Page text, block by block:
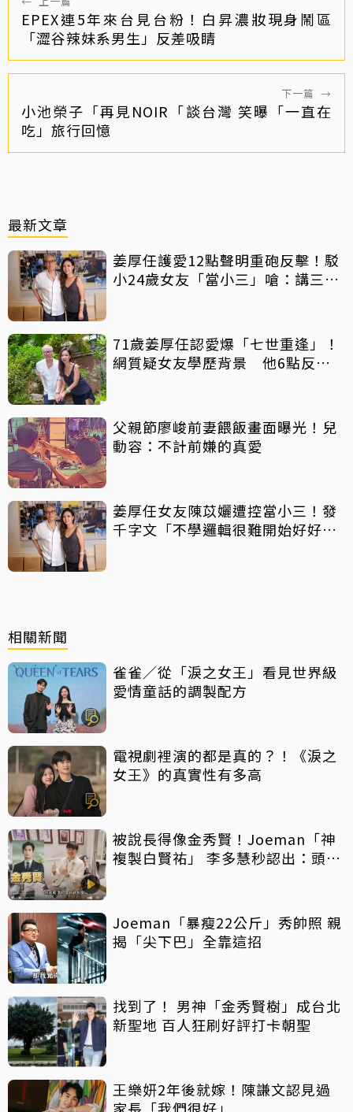
EPEX連5年來台見台粉！白昇濃妝現身鬧區
「澀谷辣妹系男生」反差吸睛
下一篇 →
小池榮子「再見NOIR「談台灣 笑曝「一直在
吃」旅行回憶
最新文章
姜厚任護愛12點聲明重砲反擊！駁
小24歲女友「當小三」嗆：講三
71歲姜厚任認愛爆「七世重逢」！
網質疑女友學歷背景 他6點反
父親節廖峻前妻餵飯畫面曝光！兒
動容：不計前嫌的真愛
姜厚任女友陳苡孋遭控當小三！發
千字文「不學邏輯很難開始好好
相關新聞
雀雀／從「淚之女王」看見世界級
愛情童話的調製配方
電視劇裡演的都是真的？！《淚之
女王》的真實性有多高
被說長得像金秀賢！Joeman「神
複製白賢祐」 李多慧秒認出：頭髮
Joeman「暴瘦22公斤」秀帥照 親
揭「尖下巴」全靠這招
找到了！ 男神「金秀賢樹」成台北
新聖地 百人狂刷好評打卡朝聖
王樂妍2年後就嫁！陳謙文認見過